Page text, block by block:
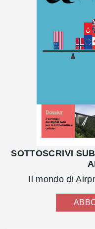
SOTTOSCRIVI
Il mondo di